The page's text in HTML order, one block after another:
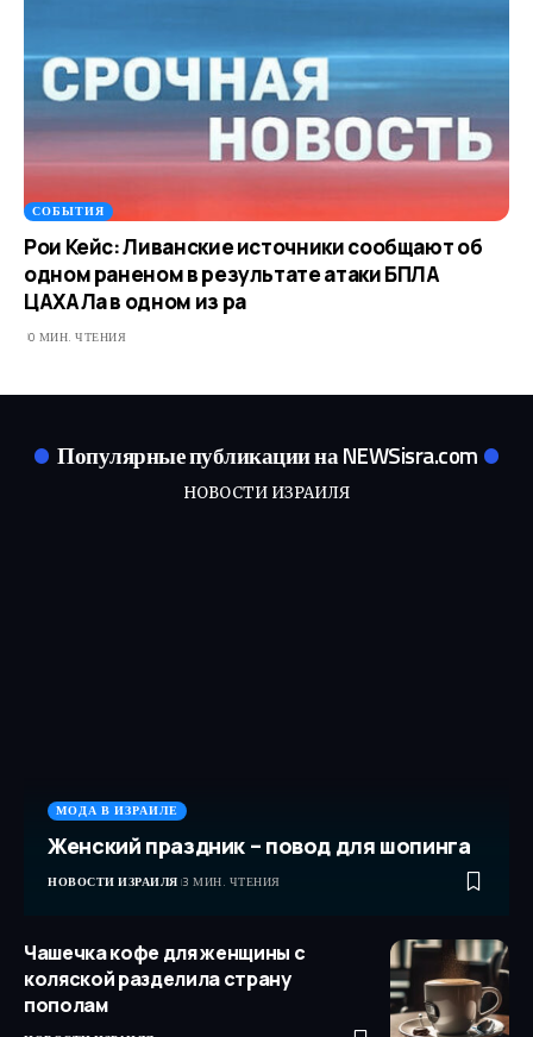
СОБЫТИЯ
Рои Кейс: Ливанские источники сообщают об
одном раненом в результате атаки БПЛА
ЦАХАЛа в одном из ра
0 МИН. ЧТЕНИЯ
Популярные публикации на NEWSisra.com
НОВОСТИ ИЗРАИЛЯ
МОДА В ИЗРАИЛЕ
Женский праздник – повод для шопинга
НОВОСТИ ИЗРАИЛЯ 3 МИН. ЧТЕНИЯ
Чашечка кофе для женщины с
коляской разделила страну
пополам